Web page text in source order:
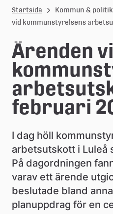
u
l
e
å
k
o
m
m
u
n
Startsida Kommun & politik
vid kommunstyrelsens
Ärenden
februari
I dag höll
arbetsutskott i Luleå
På dagordningen
varav ett ärende
beslutade bland
planuppdrag för en